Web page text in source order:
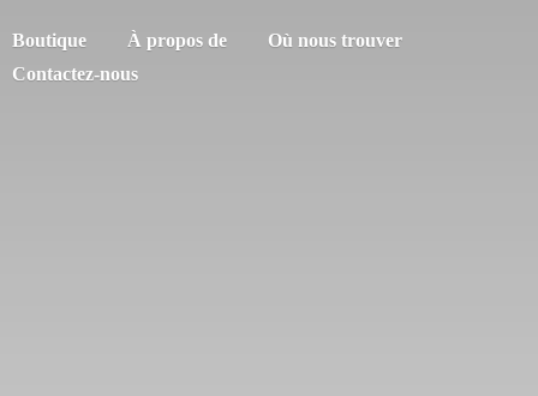
Boutique À propos de
Où nous trouver
Contactez-nous